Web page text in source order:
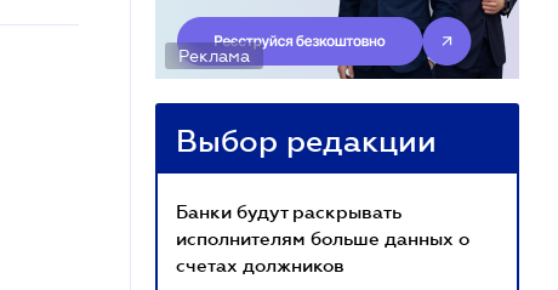
Реклама
Выбор редакции
Банки будут раскрывать
исполнителям больше данных о
счетах должников